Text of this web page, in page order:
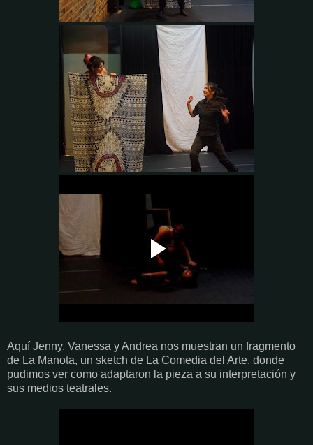
Aquí Jenny, Vanessa y Andrea nos muestran un fragmento
de La Manota, un sketch de La Comedia del Arte, donde
pudimos ver como adaptaron la pieza a su interpretación y
sus medios teatrales.